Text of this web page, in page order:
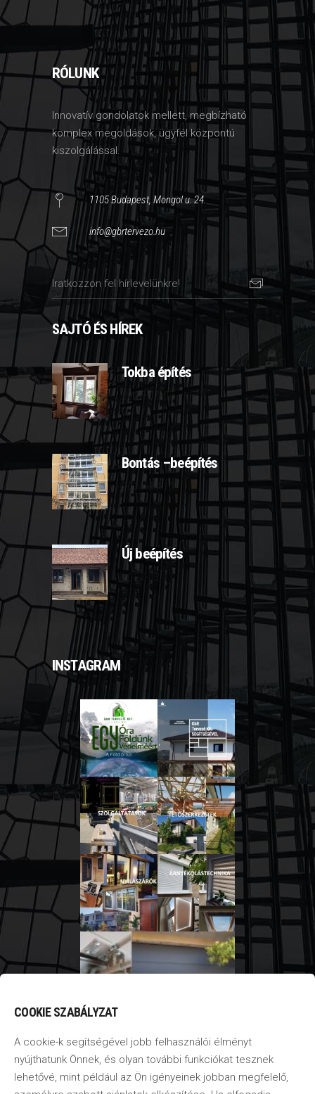
RÓLUNK
Innovatív gondolatok mellett, megbízható
komplex megoldások, ügyfél központú
kiszolgálással.
1105 Budapest, Mongol u. 24.
info@gbrtervezo.hu
SAJTÓ ÉS HÍREK
Tokba építés
2025-03-07
Bontás –beépítés
2025-03-10
Új beépítés
2025-03-11
INSTAGRAM
COOKIE SZABÁLYZAT
A cookie-k segítségével jobb felhasználói élményt
nyújthatunk Önnek, és olyan további funkciókat tesznek
lehetővé, mint például az Ön igényeinek jobban megfelelő,